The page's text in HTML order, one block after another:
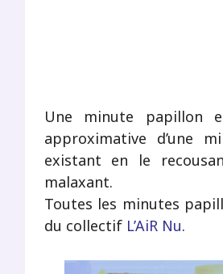
Une minute papillon
approximative d’une
existant en le
malaxant.
Toutes les minutes
du collectif L’AiR Nu.